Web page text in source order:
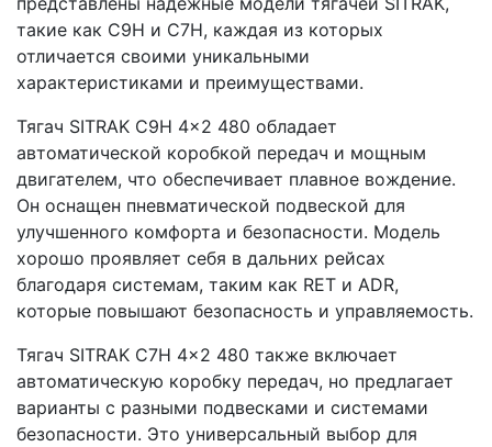
такие как C9H и C7H, каждая из которых
отличается своими уникальными
характеристиками и преимуществами.
Тягач SITRAK C9H 4x2 480 обладает
автоматической коробкой передач и мощным
двигателем, что обеспечивает плавное вождение.
Он оснащен пневматической подвеской для
улучшенного комфорта и безопасности. Модель
хорошо проявляет себя в дальних рейсах
благодаря системам, таким как RET и ADR,
которые повышают безопасность и управляемость.
Тягач SITRAK C7H 4x2 480 также включает
автоматическую коробку передач, но предлагает
варианты с разными подвесками и системами
безопасности. Это универсальный выбор для